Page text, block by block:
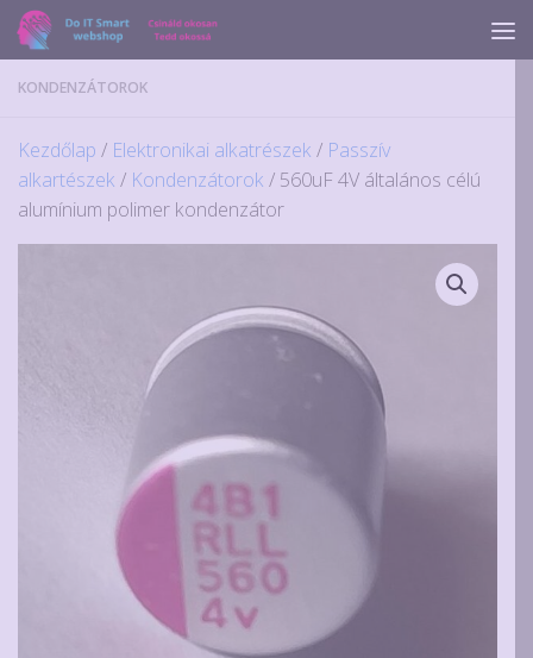
Skip to content
KONDENZÁTOROK
Kezdőlap / Elektronikai alkatrészek / Passzív
alkartészek / Kondenzátorok / 560uF 4V általános célú
alumínium polimer kondenzátor